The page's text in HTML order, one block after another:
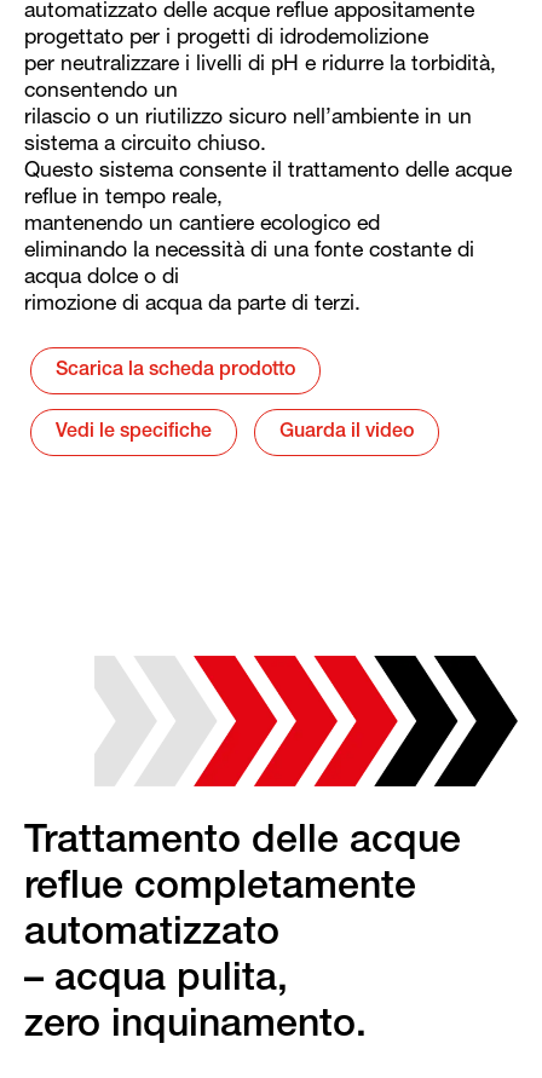
automatizzato delle acque reflue appositamente
progettato per i progetti di idrodemolizione
per neutralizzare i livelli di pH e ridurre la torbidità,
consentendo un
rilascio o un riutilizzo sicuro nell’ambiente in un
sistema a circuito chiuso.
Questo sistema consente il trattamento delle acque
reflue in tempo reale,
mantenendo un cantiere ecologico ed
eliminando la necessità di una fonte costante di
acqua dolce o di
rimozione di acqua da parte di terzi.
Scarica la scheda prodotto
Vedi le specifiche Guarda il video
Trattamento delle acque
reflue completamente
automatizzato
– acqua pulita,
zero inquinamento.